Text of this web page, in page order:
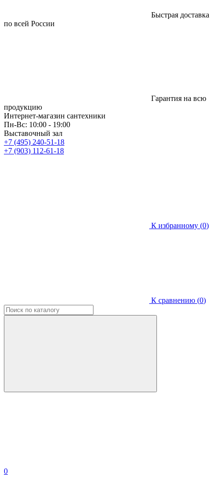
Быстрая доставка
по всей России
Гарантия на всю
продукцию
Интернет-магазин сантехники
Пн-Вс: 10:00 - 19:00
Выставочный зал
+7 (495) 240-51-18
+7 (903) 112-61-18
К избранному (0)
К сравнению (0)
0